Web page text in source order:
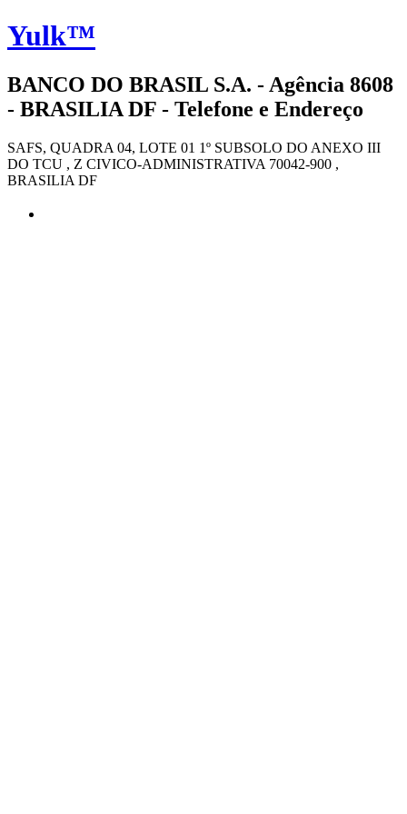
Yulk™
BANCO DO BRASIL S.A. - Agência 8608
- BRASILIA DF - Telefone e Endereço
SAFS, QUADRA 04, LOTE 01 1º SUBSOLO DO ANEXO III
DO TCU , Z CIVICO-ADMINISTRATIVA 70042-900 ,
BRASILIA DF